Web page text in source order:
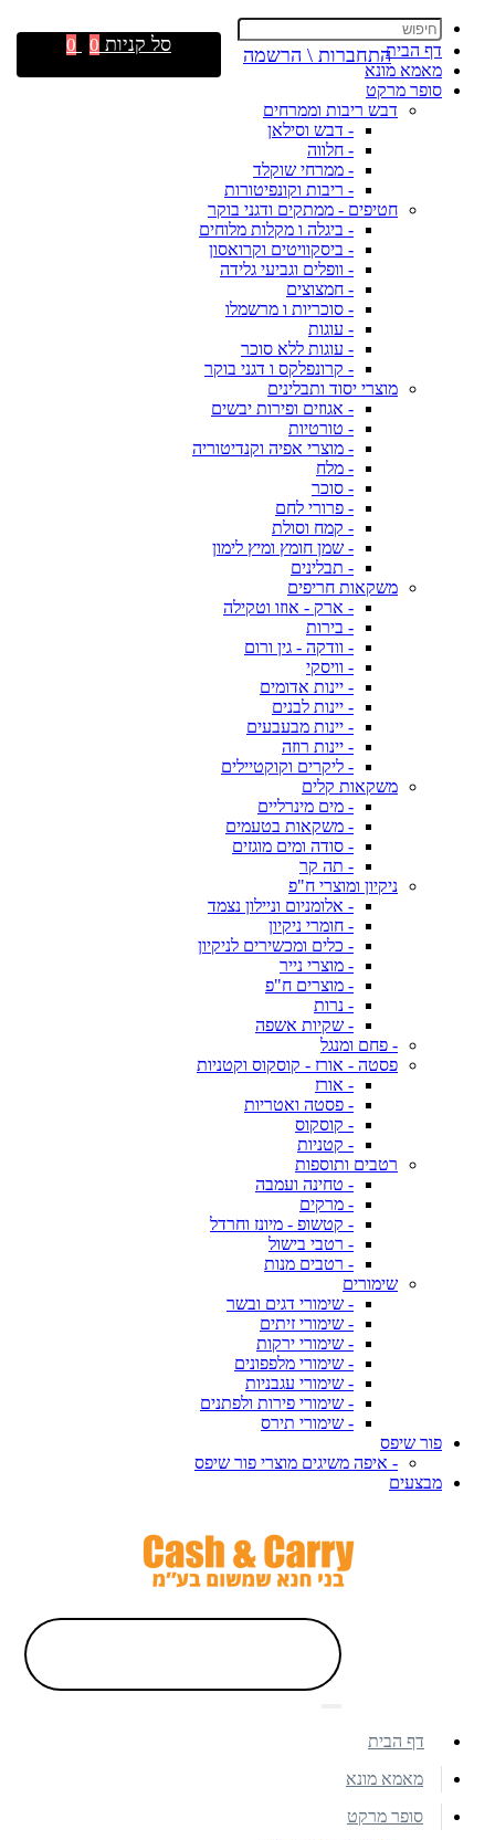
דף הבית
מאמא מונא
סופר מרקט
דבש ריבות וממרחים
- דבש וסילאן
- חלווה
- ממרחי שוקלד
- ריבות וקונפיטורות
חטיפים - ממתקים ודגני בוקר
- ביגלה ו מקלות מלוחים
- ביסקוויטים וקרואסון
- וופלים וגביעי גלידה
- חמצוצים
- סוכריות ו מרשמלו
- עוגות
- עוגות ללא סוכר
- קרונפלקס ו דגני בוקר
מוצרי יסוד ותבלינים
- אגוזים ופירות יבשים
- טורטיות
- מוצרי אפיה וקנדיטוריה
- מלח
- סוכר
- פרורי לחם
- קמח וסולת
- שמן חומץ ומיץ לימון
- תבלינים
משקאות חריפים
- ארק - אוזו וטקילה
- בירות
- וודקה - גין ורום
- וויסקי
- יינות אדומים
- יינות לבנים
- יינות מבעבעים
- יינות רוזה
- ליקרים וקוקטיילים
משקאות קלים
- מים מינרליים
- משקאות בטעמים
- סודה ומים מוגזים
- תה קר
ניקיון ומוצרי ח"פ
- אלומניום וניילון נצמד
- חומרי ניקיון
- כלים ומכשירים לניקיון
- מוצרי נייר
- מוצרים ח"פ
- נרות
- שקיות אשפה
- פחם ומנגל
פסטה - אורז - קוסקוס וקטניות
- אורז
- פסטה ואטריות
- קוסקוס
- קטניות
רטבים ותוספות
- טחינה ועמבה
- מרקים
- קטשופ - מיונז וחרדל
- רטבי בישול
- רטבים מנות
שימורים
- שימורי דגים ובשר
- שימורי זיתים
- שימורי ירקות
- שימורי מלפפונים
- שימורי עגבניות
- שימורי פירות ולפתנים
- שימורי תירס
פור שיפס
- איפה משיגים מוצרי פור שיפס
מבצעים
התחברות \ הרשמה סל קניות 0
0
דף הבית
מאמא מונא
סופר מרקט